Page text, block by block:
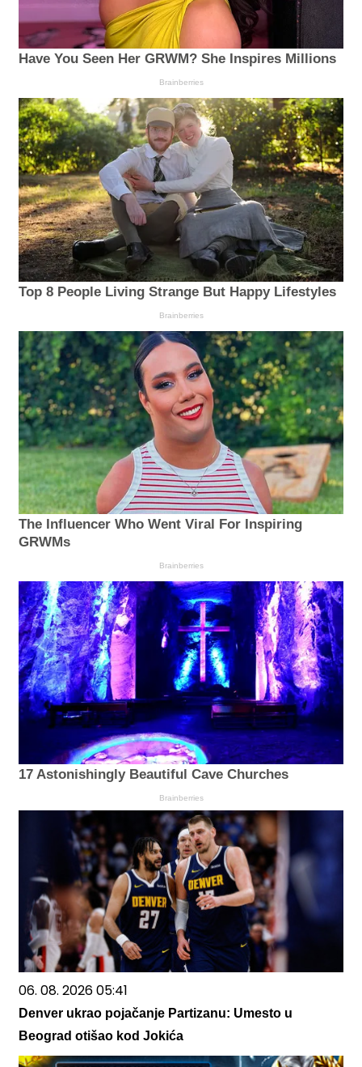
Have You Seen Her GRWM? She Inspires Millions
Brainberries
Top 8 People Living Strange But Happy Lifestyles
Brainberries
The Influencer Who Went Viral For Inspiring
GRWMs
Brainberries
17 Astonishingly Beautiful Cave Churches
Brainberries
06. 08. 2026 05:41
Denver ukrao pojačanje Partizanu: Umesto u
Beograd otišao kod Jokića